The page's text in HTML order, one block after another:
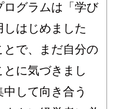
ログラムは「学び
はじめました
で、まだ自分の
に気づきまし
して向き合う